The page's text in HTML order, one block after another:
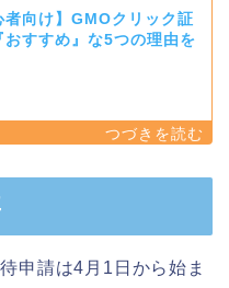
者向け】GMOクリック証
おすすめ』な5つの理由を
申請は4月1日から始ま